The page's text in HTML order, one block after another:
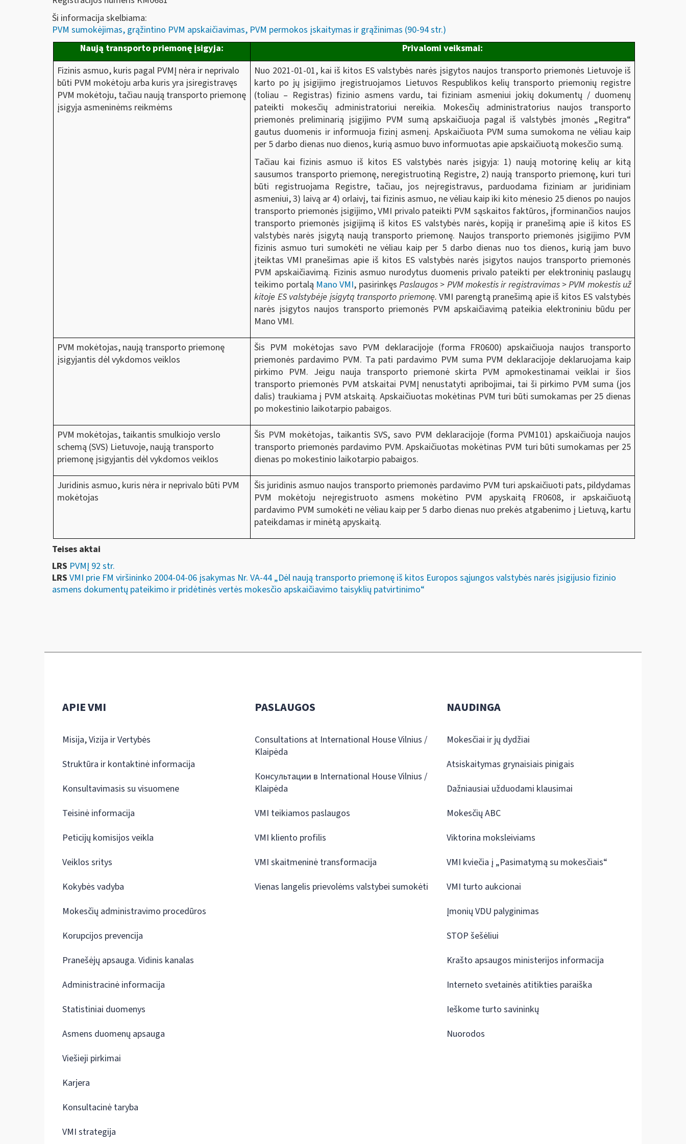
Ši informacija skelbiama:
PVM sumokėjimas, grąžintino PVM apskaičiavimas, PVM permokos įskaitymas ir grąžinimas (90-94 str.)
Naują transporto priemonę įsigyja:
Privalomi veiksmai:
Fizinis asmuo, kuris pagal PVMĮ nėra ir neprivalo
būti PVM mokėtoju arba kuris yra įsiregistravęs
PVM mokėtoju, tačiau naują transporto priemonę
įsigyja asmeninėms reikmėms
Nuo 2021-01-01, kai iš kitos ES valstybės narės įsigytos naujos transporto priemonės Lietuvoje iš
karto po jų įsigijimo įregistruojamos Lietuvos Respublikos kelių transporto priemonių registre
(toliau – Registras) fizinio asmens vardu, tai fiziniam asmeniui jokių dokumentų / duomenų
pateikti mokesčių administratoriui nereikia. Mokesčių administratorius naujos transporto
priemonės preliminarią įsigijimo PVM sumą apskaičiuoja pagal iš valstybės įmonės „Regitra“
gautus duomenis ir informuoja fizinį asmenį. Apskaičiuota PVM suma sumokoma ne vėliau kaip
per 5 darbo dienas nuo dienos, kurią asmuo buvo informuotas apie apskaičiuotą mokesčio sumą.
Tačiau kai fizinis asmuo iš kitos ES valstybės narės įsigyja: 1) naują motorinę kelių ar kitą
sausumos transporto priemonę, neregistruotiną Registre, 2) naują transporto priemonę, kuri turi
būti registruojama Registre, tačiau, jos neįregistravus, parduodama fiziniam ar juridiniam
asmeniui, 3) laivą ar 4) orlaivį, tai fizinis asmuo, ne vėliau kaip iki kito mėnesio 25 dienos po naujos
transporto priemonės įsigijimo, VMI privalo pateikti PVM sąskaitos faktūros, įforminančios naujos
transporto priemonės įsigijimą iš kitos ES valstybės narės, kopiją ir pranešimą apie iš kitos ES
valstybės narės įsigytą naują transporto priemonę. Naujos transporto priemonės įsigijimo PVM
fizinis asmuo turi sumokėti ne vėliau kaip per 5 darbo dienas nuo tos dienos, kurią jam buvo
įteiktas VMI pranešimas apie iš kitos ES valstybės narės įsigytos naujos transporto priemonės
PVM apskaičiavimą. Fizinis asmuo nurodytus duomenis privalo pateikti per elektroninių paslaugų
teikimo portalą Mano VMI, pasirinkęs Paslaugos > PVM mokestis ir registravimas > PVM mokestis už
kitoje ES valstybėje įsigytą transporto priemonę.VMI parengtą pranešimą apie iš kitos ES valstybės
narės įsigytos naujos transporto priemonės PVM apskaičiavimą pateikia elektroniniu būdu per
Mano VMI.
PVM mokėtojas, naują transporto priemonę
įsigyjantis dėl vykdomos veiklos
Šis PVM mokėtojas savo PVM deklaracijoje (forma FR0600) apskaičiuoja naujos transporto
priemonės pardavimo PVM. Ta pati pardavimo PVM suma PVM deklaracijoje deklaruojama kaip
pirkimo PVM. Jeigu nauja transporto priemonė skirta PVM apmokestinamai veiklai ir šios
transporto priemonės PVM atskaitai PVMĮ nenustatyti apribojimai, tai ši pirkimo PVM suma (jos
dalis) traukiama į PVM atskaitą. Apskaičiuotas mokėtinas PVM turi būti sumokamas per 25 dienas
po mokestinio laikotarpio pabaigos.
PVM mokėtojas, taikantis smulkiojo verslo
schemą (SVS) Lietuvoje, naują transporto
priemonę įsigyjantis dėl vykdomos veiklos
Šis PVM mokėtojas, taikantis SVS, savo PVM deklaracijoje (forma PVM101) apskaičiuoja naujos
transporto priemonės pardavimo PVM. Apskaičiuotas mokėtinas PVM turi būti sumokamas per 25
dienas po mokestinio laikotarpio pabaigos.
Juridinis asmuo, kuris nėra ir neprivalo būti PVM
mokėtojas
Šis juridinis asmuo naujos transporto priemonės pardavimo PVM turi apskaičiuoti pats, pildydamas
PVM mokėtoju neįregistruoto asmens mokėtino PVM apyskaitą FR0608, ir apskaičiuotą
pardavimo PVM sumokėti ne vėliau kaip per 5 darbo dienas nuo prekės atgabenimo į Lietuvą, kartu
pateikdamas ir minėtą apyskaitą.
Teises aktai
LRS PVMĮ 92 str.
LRS VMI prie FM viršininko 2004-04-06 įsakymas Nr. VA-44 „Dėl naują transporto priemonę iš kitos Europos sąjungos valstybės narės įsigijusio fizinio
asmens dokumentų pateikimo ir pridėtinės vertės mokesčio apskaičiavimo taisyklių patvirtinimo“
APIE VMI
Misija, Vizija ir Vertybės
Struktūra ir kontaktinė informacija
Konsultavimasis su visuomene
Teisinė informacija
Peticijų komisijos veikla
Veiklos sritys
Kokybės vadyba
Mokesčių administravimo procedūros
Korupcijos prevencija
Pranešėjų apsauga. Vidinis kanalas
Administracinė informacija
Statistiniai duomenys
Asmens duomenų apsauga
Viešieji pirkimai
Karjera
Konsultacinė taryba
VMI strategija
PASLAUGOS
Consultations at International House Vilnius /
Klaipėda
Консультации в International House Vilnius /
Klaipėda
VMI teikiamos paslaugos
VMI kliento profilis
VMI skaitmeninė transformacija
Vienas langelis prievolėms valstybei sumokėti
NAUDINGA
Mokesčiai ir jų dydžiai
Atsiskaitymas grynaisiais pinigais
Dažniausiai užduodami klausimai
Mokesčių ABC
Viktorina moksleiviams
VMI kviečia į „Pasimatymą su mokesčiais“
VMI turto aukcionai
Įmonių VDU palyginimas
STOP šešėliui
Krašto apsaugos ministerijos informacija
Interneto svetainės atitikties paraiška
Ieškome turto savininkų
Nuorodos